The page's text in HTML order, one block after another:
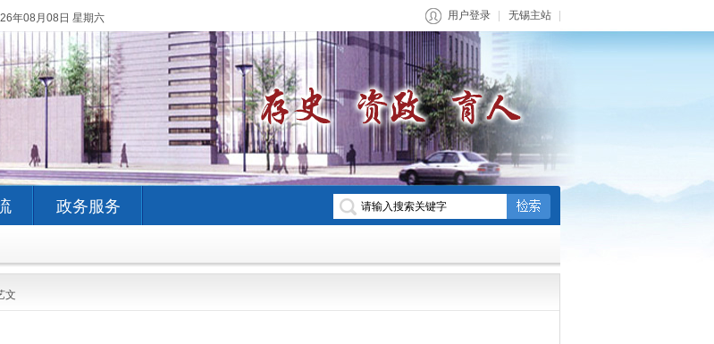
年08月08日 星期六 用户登录 无锡主站
政务服务
文